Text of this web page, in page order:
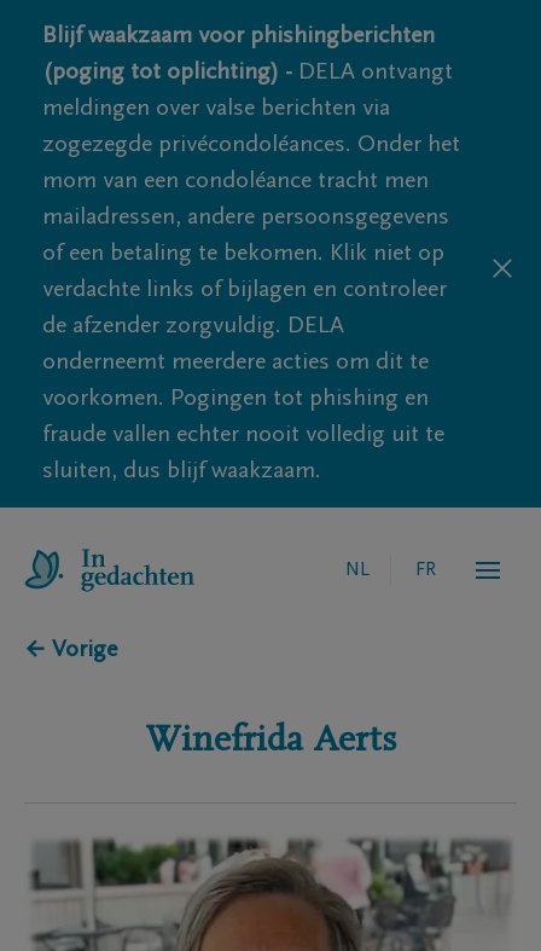
Blijf waakzaam voor phishingberichten
(poging tot oplichting) - DELA ontvangt
meldingen over valse berichten via
zogezegde privécondoléances. Onder het
mom van een condoléance tracht men
mailadressen, andere persoonsgegevens
of een betaling te bekomen. Klik niet op
verdachte links of bijlagen en controleer
de afzender zorgvuldig. DELA
onderneemt meerdere acties om dit te
voorkomen. Pogingen tot phishing en
fraude vallen echter nooit volledig uit te
sluiten, dus blijf waakzaam.
NL FR
← Vorige
Winefrida Aerts